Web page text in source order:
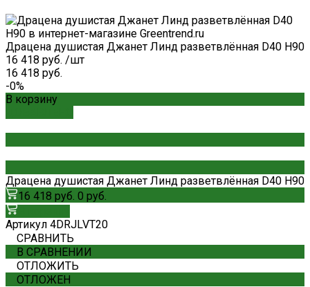
Драцена душистая Джанет Линд разветвлённая D40 H90
16 418 руб. /шт
16 418 руб.
-0%
В корзину
Драцена душистая Джанет Линд разветвлённая D40 H90
16 418 руб. 0 руб.
Артикул 4DRJLVT20
СРАВНИТЬ
В СРАВНЕНИИ
ОТЛОЖИТЬ
ОТЛОЖЕН